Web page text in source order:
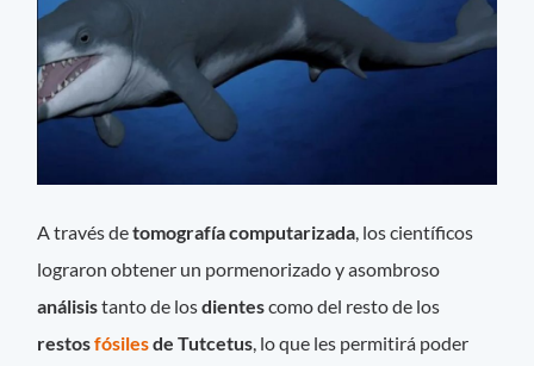
A través detomografía computarizada, los científicos
lograron obtener un pormenorizado y asombroso
análisistanto de losdientescomo del resto de los
restosfósilesde Tutcetus, lo que les permitirá poder